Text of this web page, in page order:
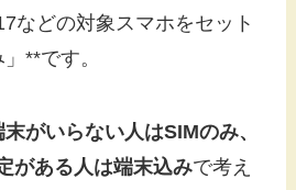
などの対象スマホをセット
**です。
末がいらない人はSIMのみ、
がある人は端末込みで考え